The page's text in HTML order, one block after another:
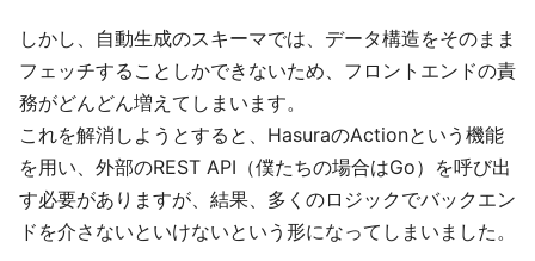
しかし、自動生成のスキーマでは、データ構造をそのまま
フェッチすることしかできないため、フロントエンドの責
務がどんどん増えてしまいます。
これを解消しようとすると、HasuraのActionという機能
を用い、外部のREST API（僕たちの場合はGo）を呼び出
す必要がありますが、結果、多くのロジックでバックエン
ドを介さないといけないという形になってしまいました。